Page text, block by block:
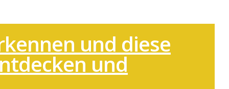
und diese
und